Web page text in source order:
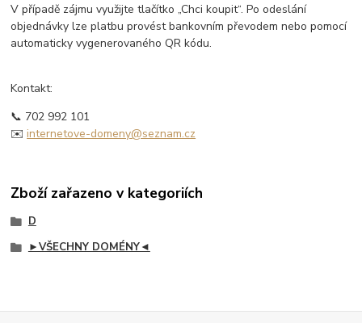
V případě zájmu využijte tlačítko „Chci koupit“. Po odeslání
objednávky lze platbu provést bankovním převodem nebo pomocí
automaticky vygenerovaného QR kódu.
Kontakt:
📞 702 992 101
✉️internetove-domeny@seznam.cz
Zboží zařazeno v kategoriích
D
►VŠECHNY DOMÉNY◄